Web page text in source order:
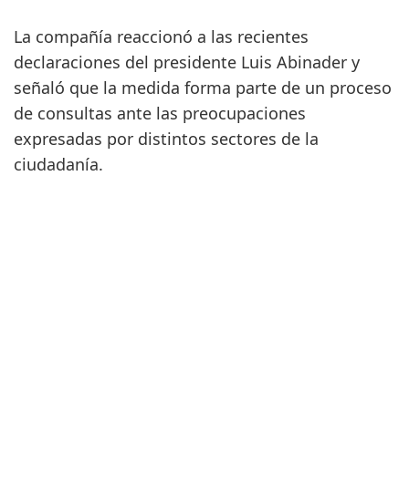
La compañía reaccionó a las recientes
declaraciones del presidente Luis Abinader y
señaló que la medida forma parte de un proceso
de consultas ante las preocupaciones
expresadas por distintos sectores de la
ciudadanía.